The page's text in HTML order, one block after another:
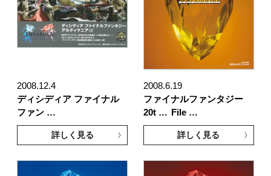
2008.12.4
ディシディア ファイナル
ファン …
詳しく見る
2008.6.19
ファイナルファンタジー
20t …
File …
詳しく見る